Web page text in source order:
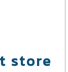
store